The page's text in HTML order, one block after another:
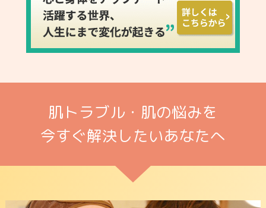
肌トラブル・肌の悩みを
今すぐ解決したいあなたへ